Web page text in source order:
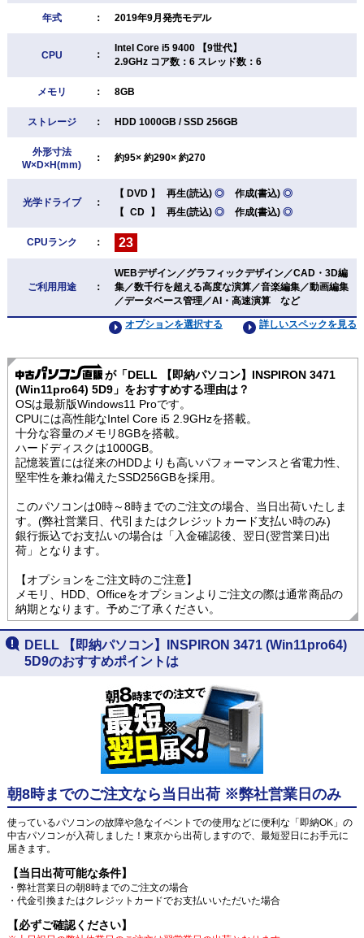
年式 ： 2019年9月発売モデル
CPU ：
Intel Core i5 9400 【9世代】
2.9GHz コア数：6 スレッド数：6
メモリ ： 8GB
ストレージ ： HDD 1000GB / SSD 256GB
外形寸法
W×D×H(mm)
： 約95× 約290× 約270
光学ドライブ ：
【 DVD 】 再生(読込) ◎ 作成(書込) ◎
【 CD 】 再生(読込) ◎ 作成(書込) ◎
CPUランク ： 23
ご利用用途 ：
WEBデザイン／グラフィックデザイン／CAD・3D編
集／数千行を超える高度な演算／音楽編集／動画編集
／データベース管理／AI・高速演算 など
詳しいスペックを見る
オプションを選択する
が「DELL 【即納パソコン】INSPIRON 3471
(Win11pro64) 5D9」をおすすめする理由は？
OSは最新版Windows11 Proです。
CPUには高性能なIntel Core i5 2.9GHzを搭載。
十分な容量のメモリ8GBを搭載。
ハードディスクは1000GB。
記憶装置には従来のHDDよりも高いパフォーマンスと省電力性、
堅牢性を兼ね備えたSSD256GBを採用。
このパソコンは0時～8時までのご注文の場合、当日出荷いたしま
す。(弊社営業日、代引またはクレジットカード支払い時のみ)
銀行振込でお支払いの場合は「入金確認後、翌日(翌営業日)出
荷」となります。
【オプションをご注文時のご注意】
メモリ、HDD、Officeをオプションよりご注文の際は通常商品の
納期となります。予めご了承ください。
DELL 【即納パソコン】INSPIRON 3471 (Win11pro64)
5D9のおすすめポイントは
朝8時までのご注文なら当日出荷 ※弊社営業日のみ
使っているパソコンの故障や急なイベントでの使用などに便利な「即納OK」の
中古パソコンが入荷しました！東京から出荷しますので、最短翌日にお手元に
届きます。
【当日出荷可能な条件】
・弊社営業日の朝8時までのご注文の場合
・代金引換またはクレジットカードでお支払いいただいた場合
【必ずご確認ください】